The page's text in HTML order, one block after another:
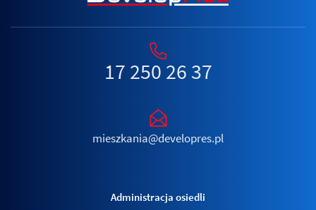
17 250 26 37
mieszkania@developres.pl
Administracja osiedli